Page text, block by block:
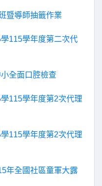
暨導師抽籤作業
115學年度第二次代
全面口腔檢查
115學年度第2次代理
115學年度第2次代理
年全國社區童軍大露